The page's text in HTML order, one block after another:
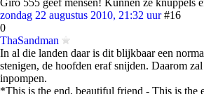
Giro 555 geef mensen! Kunnen ze knuppels
zondag 22 augustus 2010, 21:32 uur #16
0
ThaSandman
In al die landen daar is dit blijkbaar een
stenigen, de hoofden eraf snijden. Daarom
inpompen.
*This is the end, beautiful friend - This is the